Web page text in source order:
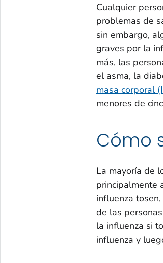
Cualquier
problemas de
sin embargo,
graves por la
más, las
el asma, la
masa corporal
menores de
Cómo
La mayoría de
principalmente
influenza
de las
la influenza si
influenza y